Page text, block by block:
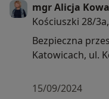
mgr Alicja
Kościuszki 28/
Bezpieczna
Katowicach, ul.
15/09/2024